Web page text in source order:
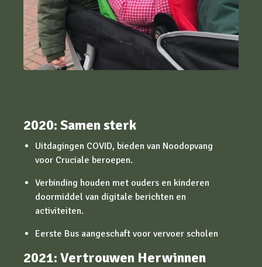
2020: Samen sterk
Uitdagingen COVID, bieden van Noodopvang
voor Cruciale beroepen.
Verbinding houden met ouders en kinderen
doormiddel van digitale berichten en
activiteiten.
Eerste Bus aangeschaft voor vervoer scholen
2021: Vertrouwen Herwinnen